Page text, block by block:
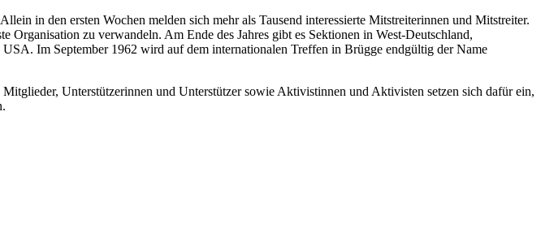
in den ersten Wochen melden sich mehr als Tausend interessierte Mitstreiterinnen und Mitstreiter.
zu verwandeln. Am Ende des Jahres gibt es Sektionen in West-Deutschland,
Im September 1962 wird auf dem internationalen Treffen in Brügge endgültig der Name
Unterstützerinnen und Unterstützer sowie Aktivistinnen und Aktivisten setzen sich dafür ein,